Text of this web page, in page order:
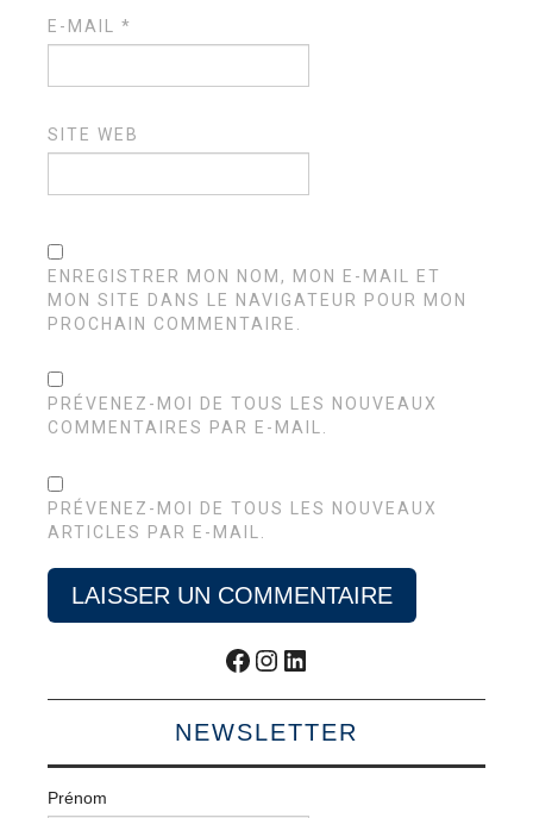
E-MAIL*
SITE WEB
ENREGISTRER MON NOM, MON E-MAIL ET
MON SITE DANS LE NAVIGATEUR POUR MON
PROCHAIN COMMENTAIRE.
PRÉVENEZ-MOI DE TOUS LES NOUVEAUX
COMMENTAIRES PAR E-MAIL.
PRÉVENEZ-MOI DE TOUS LES NOUVEAUX
ARTICLES PAR E-MAIL.
Facebook
Instagram
LinkedIn
NEWSLETTER
Prénom